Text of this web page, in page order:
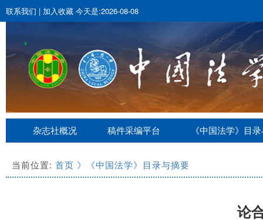
联系我们 | 加入收藏 今天是:2026-08-08
杂志社概况 稿件采编平台 《中国法学》目
当前位置: 首页 》《中国法学》目录与摘要
论